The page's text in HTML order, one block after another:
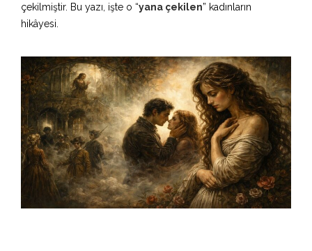
çekilmiştir. Bu yazı, işte o “yana çekilen” kadınların
hikâyesi.